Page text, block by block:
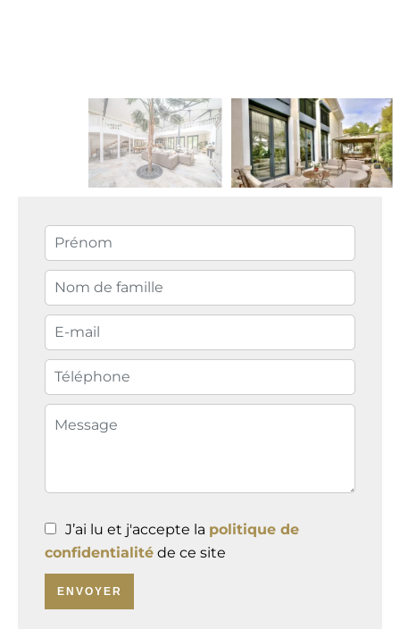
J’ai lu et j'accepte la politique de
confidentialité de ce site
ENVOYER